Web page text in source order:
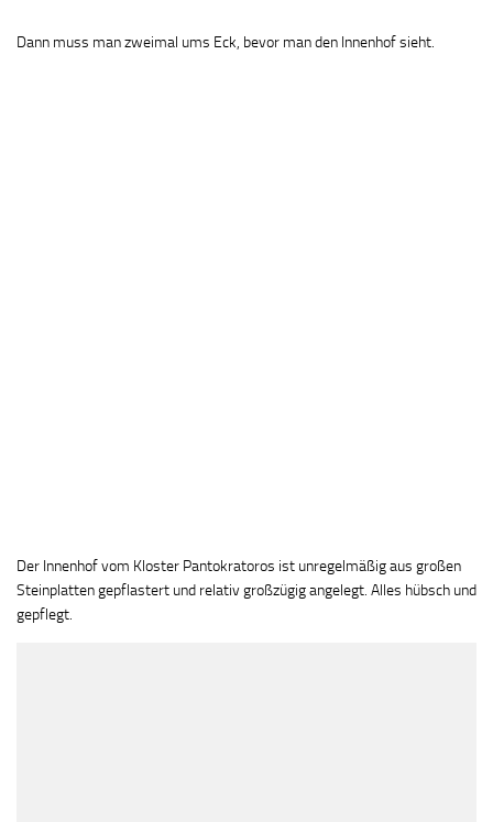
Dann muss man zweimal ums Eck, bevor man den Innenhof sieht.
Der Innenhof vom Kloster Pantokratoros ist unregelmäßig aus großen
Steinplatten gepflastert und relativ großzügig angelegt. Alles hübsch und
gepflegt.